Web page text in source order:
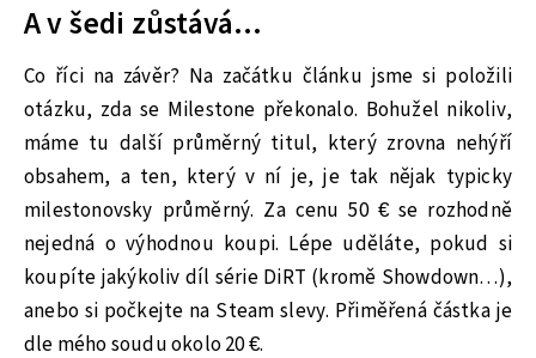
A v šedi zůstává…
Co říci na závěr? Na začátku článku jsme si položili
otázku, zda se Milestone překonalo. Bohužel nikoliv,
máme tu další průměrný titul, který zrovna nehýří
obsahem, a ten, který v ní je, je tak nějak typicky
milestonovsky průměrný. Za cenu 50 € se rozhodně
nejedná o výhodnou koupi. Lépe uděláte, pokud si
koupíte jakýkoliv díl série DiRT (kromě Showdown…),
anebo si počkejte na Steam slevy. Přiměřená částka je
dle mého soudu okolo 20 €.